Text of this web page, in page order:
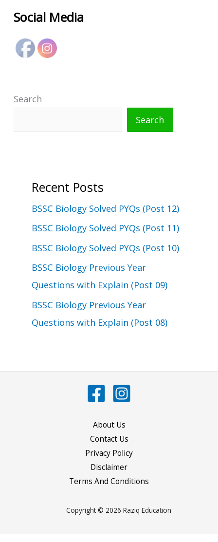
Social Media
Search
Search
Recent Posts
BSSC Biology Solved PYQs (Post 12)
BSSC Biology Solved PYQs (Post 11)
BSSC Biology Solved PYQs (Post 10)
BSSC Biology Previous Year
Questions with Explain (Post 09)
BSSC Biology Previous Year
Questions with Explain (Post 08)
About Us
Contact Us
Privacy Policy
Disclaimer
Terms And Conditions
Copyright © 2026 Raziq Education